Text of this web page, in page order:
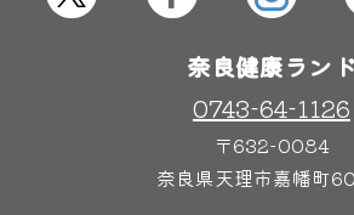
奈良わんぱくランド
その他施設
奈良健康ランド
0743-64-1126
〒632-0084
奈良県天理市嘉幡町